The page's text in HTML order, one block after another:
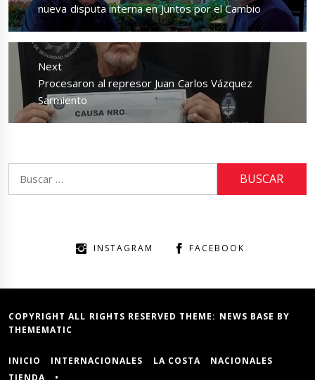
post:
nueva disputa interna en Juntos por el Cambio
Next
Next
post:
Procesaron al represor Juan Carlos Vázquez
Sarmiento
INSTAGRAM FACEBOOK
COPYRIGHT ALL RIGHTS RESERVED THEME: NEWS BASE BY
THEMEMATIC
INICIO INTERNACIONALES LA COSTA
NACIONALES
TIENDA
•